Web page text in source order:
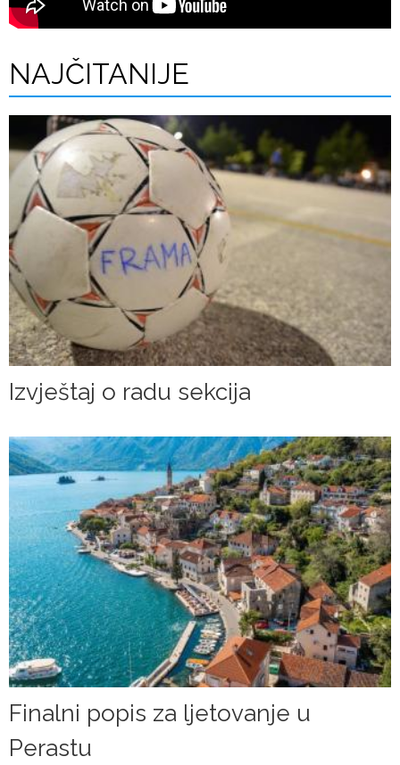
NAJČITANIJE
Izvještaj o radu sekcija
Finalni popis za ljetovanje u
Perastu